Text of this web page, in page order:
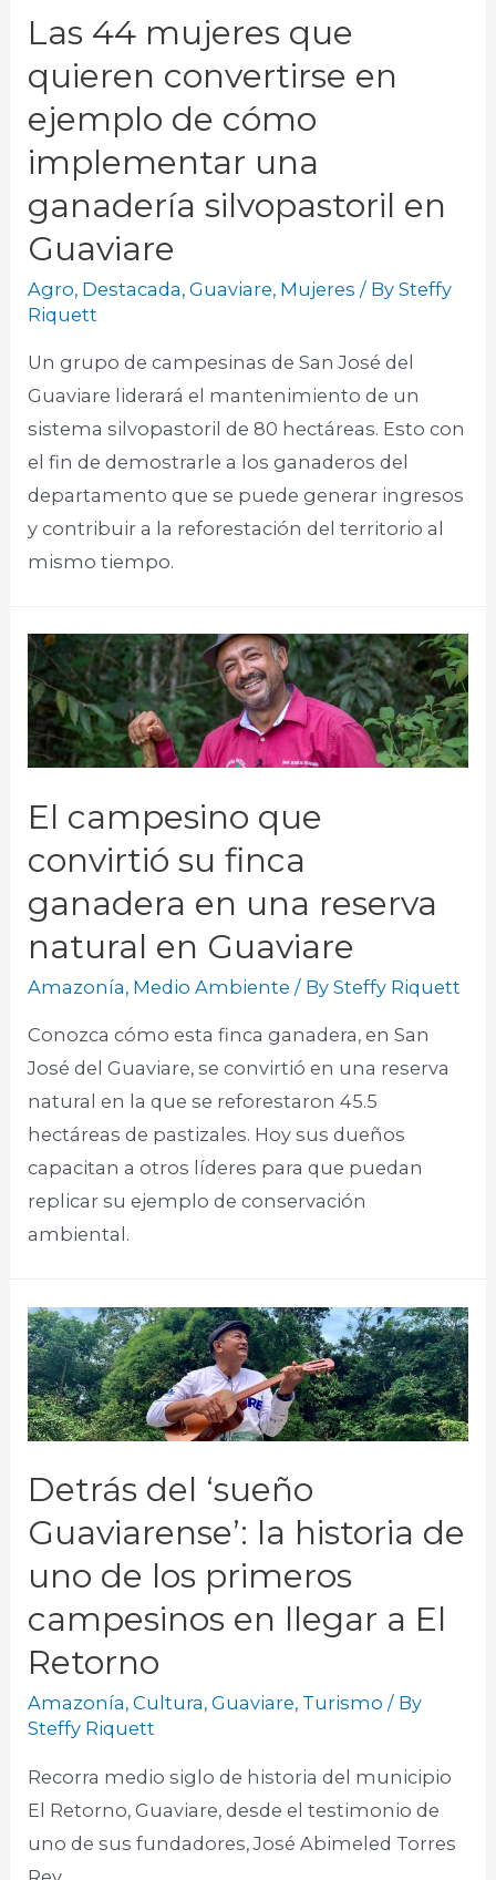
Las 44 mujeres que
quieren convertirse en
ejemplo de cómo
implementar una
ganadería silvopastoril en
Guaviare
Agro, Destacada,Guaviare, Mujeres / BySteffy
Riquett
Un grupo de campesinas de San José del
Guaviare liderará el mantenimiento de un
sistema silvopastoril de 80 hectáreas. Esto con
el fin de demostrarle a los ganaderos del
departamento que se puede generar ingresos
y contribuir a la reforestación del territorio al
mismo tiempo.​
El campesino que
convirtió su finca
ganadera en una reserva
natural en Guaviare
Amazonía, Medio Ambiente / BySteffy Riquett
Conozca cómo esta finca ganadera, en San
José del Guaviare, se convirtió en una reserva
natural en la que se reforestaron 45.5
hectáreas de pastizales. Hoy sus dueños
capacitan a otros líderes para que puedan
replicar su ejemplo de conservación
ambiental.​
Detrás del ‘sueño
Guaviarense’: la historia de
uno de los primeros
campesinos en llegar a El
Retorno
Amazonía,Cultura,Guaviare, Turismo / By
Steffy Riquett
Recorra medio siglo de historia del municipio
El Retorno, Guaviare, desde el testimonio de
uno de sus fundadores, José Abimeled Torres